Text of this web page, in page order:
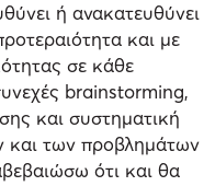
ή ανακατευθύνει
και με
σε κάθε
brainstorming,
και συστηματική
και των προβλημάτων
ότι και θα